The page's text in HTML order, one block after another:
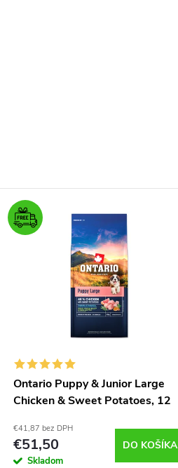
Ontario Puppy & Junior Large
Chicken & Sweet Potatoes, 12
€41,87 bez DPH
€51,50
Skladom
DO KOŠÍKA